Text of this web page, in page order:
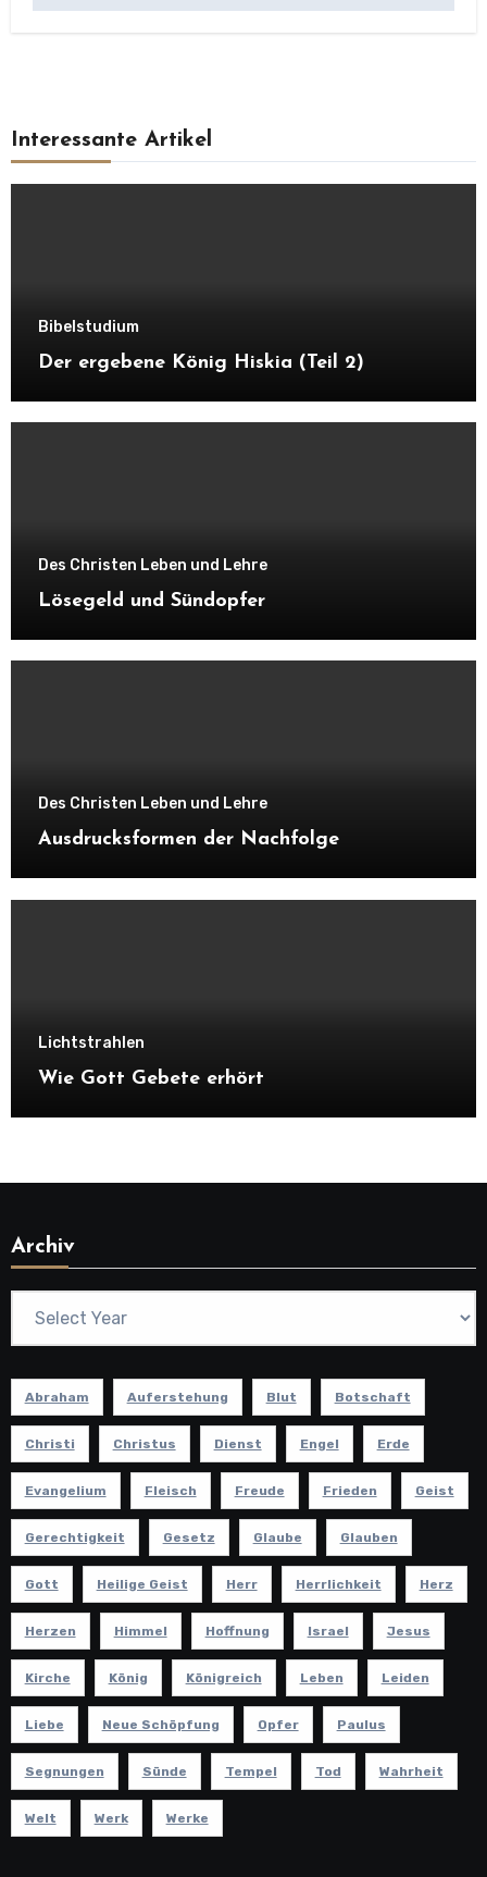
Interessante Artikel
Bibelstudium
Der ergebene König Hiskia (Teil 2)
Des Christen Leben und Lehre
Lösegeld und Sündopfer
Des Christen Leben und Lehre
Ausdrucksformen der Nachfolge
Lichtstrahlen
Wie Gott Gebete erhört
Archiv
Abraham Auferstehung Blut Botschaft
Christi Christus Dienst Engel Erde
Evangelium Fleisch Freude Frieden Geist
Gerechtigkeit Gesetz Glaube Glauben
Gott Heilige Geist Herr Herrlichkeit Herz
Herzen Himmel Hoffnung Israel Jesus
Kirche König Königreich Leben Leiden
Liebe Neue Schöpfung Opfer Paulus
Segnungen Sünde Tempel Tod Wahrheit
Welt Werk Werke